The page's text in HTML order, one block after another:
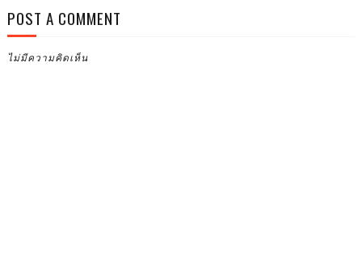
POST A COMMENT
ไม่มีความคิดเห็น